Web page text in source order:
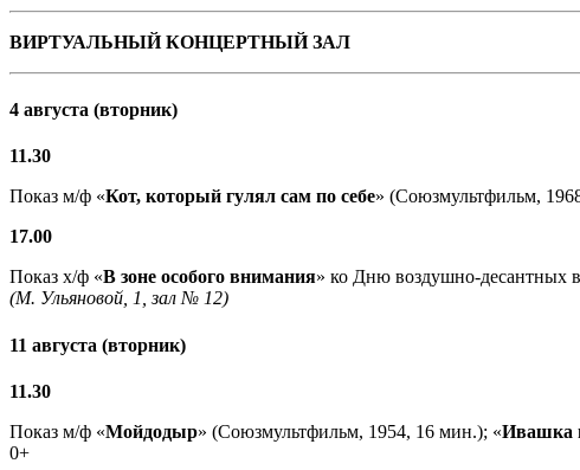
ВИРТУАЛЬНЫЙ КОНЦЕРТНЫЙ ЗАЛ
4 августа (вторник)
11.30
Показ м/ф «Кот, который гулял сам по себе» (Союзмультфильм,
17.00
Показ х/ф «В зоне особого внимания» ко Дню воздушно-десантных
(М. Ульяновой, 1, зал № 12)
11 августа (вторник)
11.30
Показ м/ф «Мойдодыр» (Союзмультфильм, 1954, 16 мин.); «Ивашка
0+